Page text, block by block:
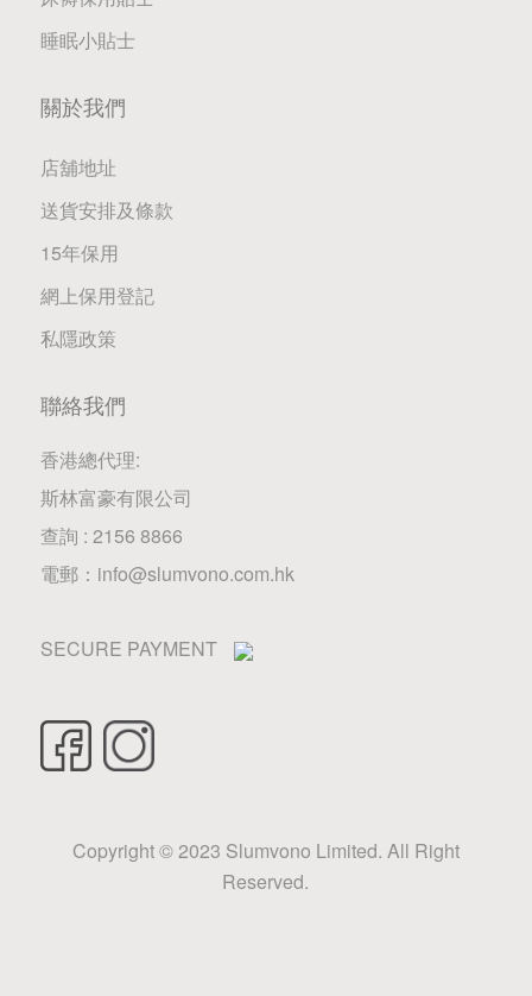
睡眠小貼士
關於我們
店舖地址
送貨安排及條款
15年保用
網上保用登記
私隱政策
聯絡我們
香港總代理:
斯林富豪有限公司
查詢 : 2156 8866
電郵： info@slumvono.com.hk
SECURE PAYMENT
Copyright © 2023 Slumvono Limited. All Right
Reserved.